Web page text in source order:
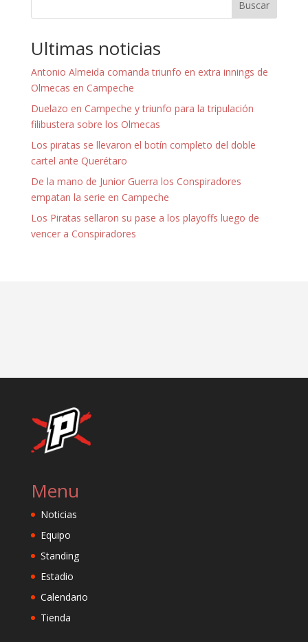
Buscar
Ultimas noticias
Antonio Almeida comanda triunfo en extra innings de
Olmecas en Campeche
Duelazo en Campeche y triunfo para la tripulación
filibustera sobre los Olmecas
Los piratas se llevaron el botín completo del doble
cartel ante Querétaro
De la mano de Junior Guerra los Conspiradores
empatan la serie en Campeche
Los Piratas sellaron su pase a los playoffs luego de
vencer a Conspiradores
Menu
Noticias
Equipo
Standing
Estadio
Calendario
Tienda